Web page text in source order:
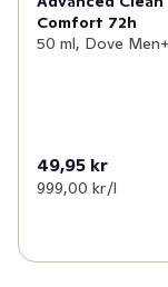
Comfort 72h
50 ml, Dove
49,95 kr
999,00 kr /l